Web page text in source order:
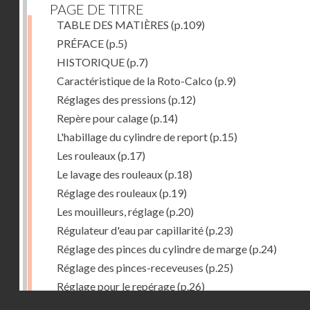
PAGE DE TITRE
TABLE DES MATIÈRES (p.109)
PRÉFACE(p.5)
HISTORIQUE(p.7)
Caractéristique de la Roto-Calco (p.9)
Réglages des pressions (p.12)
Repère pour calage(p.14)
L'habillage du cylindre de report(p.15)
Les rouleaux(p.17)
Le lavage des rouleaux(p.18)
Réglage des rouleaux(p.19)
Les mouilleurs, réglage(p.20)
Régulateur d'eau par capillarité(p.23)
Réglage des pinces du cylindre de marge(p.24)
Réglage des pinces-receveuses (p.25)
Réglage pour le repérage(p.26)